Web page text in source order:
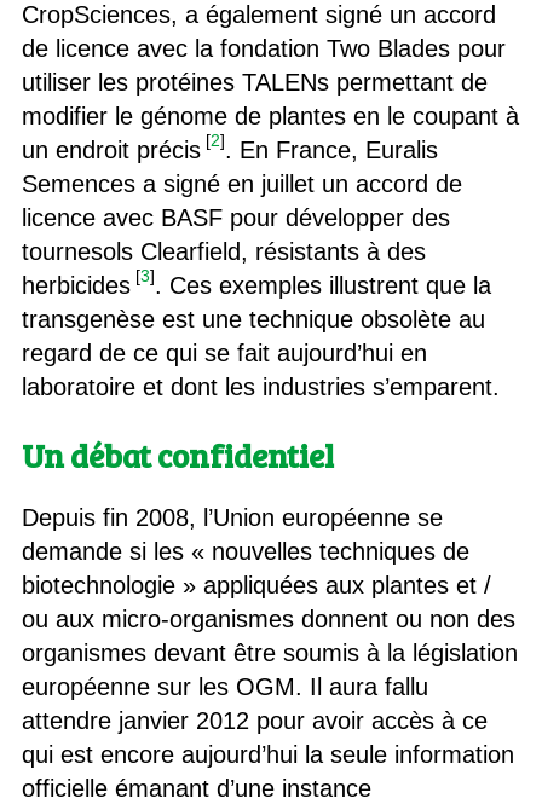
CropSciences, a également signé un accord
de licence avec la fondation Two Blades pour
utiliser les protéines TALENs permettant de
modifier le génome de plantes en le coupant à
un endroit précis [2]. En France, Euralis
Semences a signé en juillet un accord de
licence avec BASF pour développer des
tournesols Clearfield, résistants à des
herbicides [3]. Ces exemples illustrent que la
transgenèse est une technique obsolète au
regard de ce qui se fait aujourd’hui en
laboratoire et dont les industries s’emparent.
Un débat confidentiel
Depuis fin 2008, l’Union européenne se
demande si les « nouvelles techniques de
biotechnologie » appliquées aux plantes et /
ou aux micro-organismes donnent ou non des
organismes devant être soumis à la législation
européenne sur les OGM. Il aura fallu
attendre janvier 2012 pour avoir accès à ce
qui est encore aujourd’hui la seule information
officielle émanant d’une instance